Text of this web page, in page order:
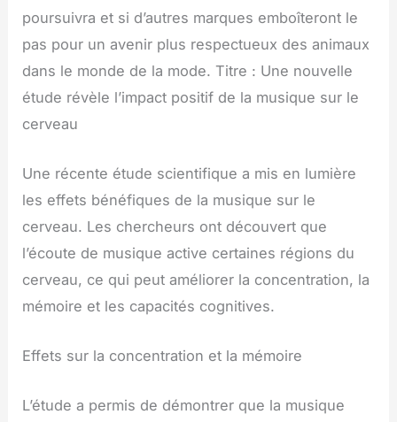
poursuivra et si d’autres marques emboîteront le
pas pour un avenir plus respectueux des animaux
dans le monde de la mode. Titre : Une nouvelle
étude révèle l’impact positif de la musique sur le
cerveau
Une récente étude scientifique a mis en lumière
les effets bénéfiques de la musique sur le
cerveau. Les chercheurs ont découvert que
l’écoute de musique active certaines régions du
cerveau, ce qui peut améliorer la concentration, la
mémoire et les capacités cognitives.
Effets sur la concentration et la mémoire
L’étude a permis de démontrer que la musique